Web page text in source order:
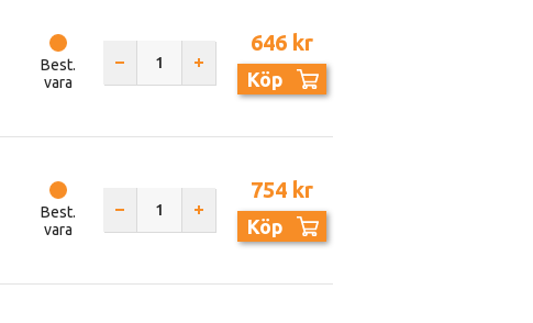
Best.
vara
646 kr
Köp
Best.
vara
754 kr
Köp